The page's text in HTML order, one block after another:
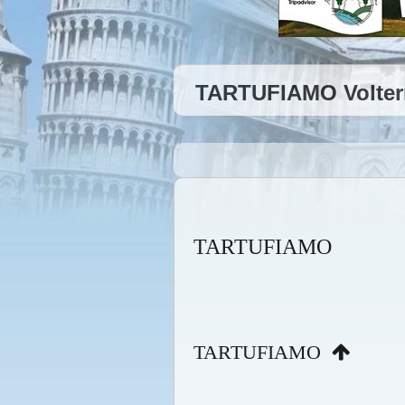
TARTUFIAMO
TARTUFIAMO
TARTUFIAMO